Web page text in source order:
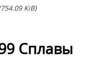
KiB)
Сплавы